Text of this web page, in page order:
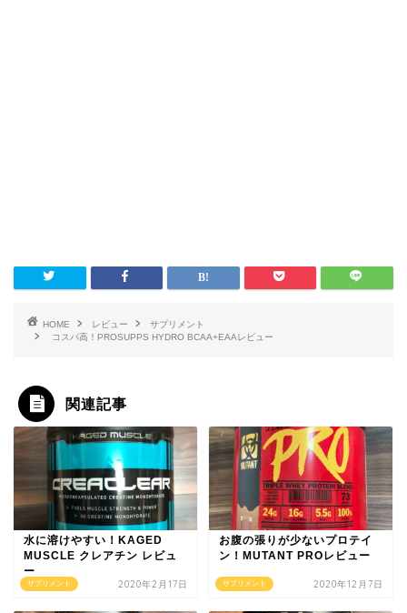
HOME レビュー
サプリメント
コスパ高！PROSUPPS HYDRO BCAA+EAAレビュー
関連記事
サプリメント
水に溶けやすい！KAGED
MUSCLE クレアチン レビュ
ー
2020年2月17日 サプリメント
お腹の張りが少ないプロテイ
ン！MUTANT PROレビュー
2020年12月7日